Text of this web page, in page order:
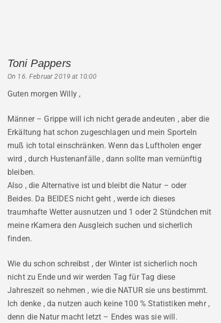
Toni Papperssays:
On 16. Februar 2019 at 10:00
Guten morgen Willy ,
Männer – Grippe will ich nicht gerade andeuten , aber die
Erkältung hat schon zugeschlagen und mein Sporteln
muß ich total einschränken. Wenn das Luftholen enger
wird , durch Hustenanfälle , dann sollte man vernünftig
bleiben.
Also , die Alternative ist und bleibt die Natur – oder
Beides. Da BEIDES nicht geht , werde ich dieses
traumhafte Wetter ausnutzen und 1 oder 2 Stündchen mit
meine rKamera den Ausgleich suchen und sicherlich
finden.
Wie du schon schreibst , der Winter ist sicherlich noch
nicht zu Ende und wir werden Tag für Tag diese
Jahreszeit so nehmen , wie die NATUR sie uns bestimmt.
Ich denke , da nutzen auch keine 100 % Statistiken mehr ,
denn die Natur macht letzt – Endes was sie will.